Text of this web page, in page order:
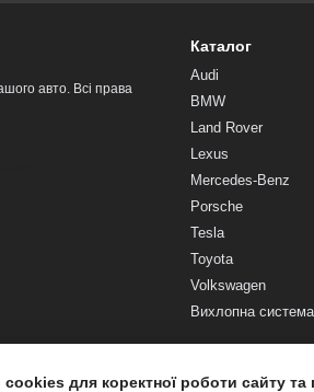
авто. Всі права
Каталог
Audi
BMW
Land Rover
Lexus
Mercedes-Benz
Porsche
Tesla
Toyota
Volkswagen
Вихлопна система
для коректної роботи сайту